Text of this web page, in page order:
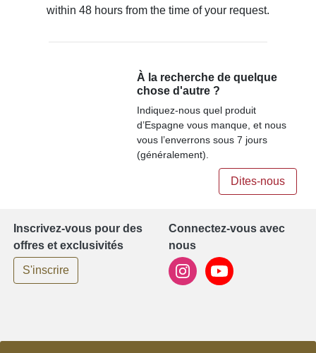
within 48 hours from the time of your request.
À la recherche de quelque
chose d'autre ?
Indiquez-nous quel produit
d’Espagne vous manque, et nous
vous l’enverrons sous 7 jours
(généralement).
Dites-nous
Inscrivez-vous pour des
offres et exclusivités
S'inscrire
Connectez-vous avec
nous